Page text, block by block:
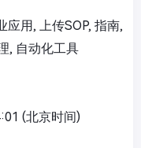
应用, 上传SOP, 指南,
, 自动化工具
(北京时间)